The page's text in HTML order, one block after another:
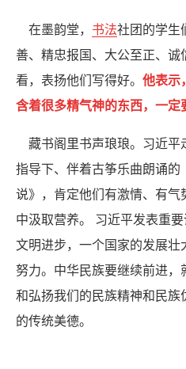
在墨韵堂， 书法社团的学生
善、精忠报国、大公至正、
看，表扬他们写得好。他表示
含着很多精气神的东西，一定
藏书阁里书声琅琅。习近平
指导下、伴着古筝乐曲朗诵的
说》，肯定他们有激情、有气
中汲取营养。 习近平发表重
文明进步，一个国家的发展壮
努力。中华民族要继续前进，
和弘扬我们的民族精神和民族
的传统美德。